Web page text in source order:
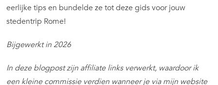
eerlijke tips en bundelde ze tot deze gids voor jouw
stedentrip Rome!
Bijgewerkt in 2026
In deze blogpost zijn affiliate links verwerkt, waardoor ik
een kleine commissie verdien wanneer je via mijn website